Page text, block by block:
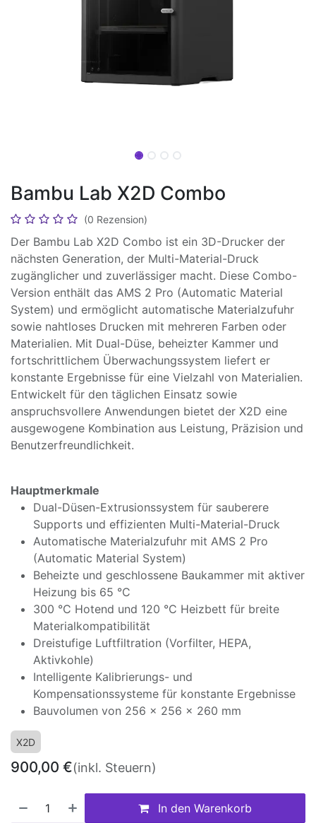
Bambu Lab X2D Combo
(0 Rezension)
Der Bambu Lab X2D Combo ist ein 3D-Drucker der
nächsten Generation, der Multi-Material-Druck
zugänglicher und zuverlässiger macht. Diese Combo-
Version enthält das AMS 2 Pro (Automatic Material
System) und ermöglicht automatische Materialzufuhr
sowie nahtloses Drucken mit mehreren Farben oder
Materialien. Mit Dual-Düse, beheizter Kammer und
fortschrittlichem Überwachungssystem liefert er
konstante Ergebnisse für eine Vielzahl von Materialien.
Entwickelt für den täglichen Einsatz sowie
anspruchsvollere Anwendungen bietet der X2D eine
ausgewogene Kombination aus Leistung, Präzision und
Benutzerfreundlichkeit.
Hauptmerkmale
Dual-Düsen-Extrusionssystem für sauberere
Supports und effizienten Multi-Material-Druck
Automatische Materialzufuhr mit AMS 2 Pro
(Automatic Material System)
Beheizte und geschlossene Baukammer mit aktiver
Heizung bis 65 °C
300 °C Hotend und 120 °C Heizbett für breite
Materialkompatibilität
Dreistufige Luftfiltration (Vorfilter, HEPA,
Aktivkohle)
Intelligente Kalibrierungs- und
Kompensationssysteme für konstante Ergebnisse
Bauvolumen von 256 × 256 × 260 mm
X2D
900,00 €(inkl. Steuern)
In den Warenkorb